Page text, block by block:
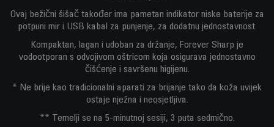
Ovaj bežični šišač također ima pametan indikator niske baterije za
potpuni mir i USB kabal za punjenje, za dodatnu jednostavnost.
Kompaktan, lagan i udoban za držanje, Forever Sharp je
vodootporan s odvojivom oštricom koja osigurava jednostavno
čišćenje i savršenu higijenu.
* Ne brije kao tradicionalni aparati za brijanje tako da koža uvijek
ostaje nježna i neosjetljiva.
** Temelji se na 5-minutnoj sesiji, 3 puta sedmično.